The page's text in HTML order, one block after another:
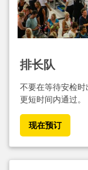
排长队
不要在等待安检时
更短时间内通过。
现在预订